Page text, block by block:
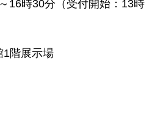
16時30分（受付開始：13時
1階展示場